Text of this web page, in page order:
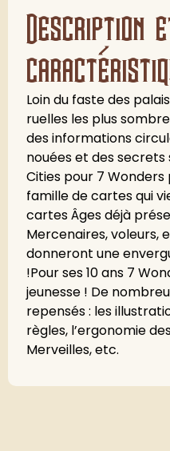
Description
Loin du faste des
ruelles les plus
des informations
nouées et des secrets
Cities pour 7
famille de cartes qui
cartes Âges déjà
Mercenaires, voleurs,
donneront une
!Pour ses 10 ans 7
jeunesse ! De
repensés : les
règles, l’ergonomie
Merveilles, etc.